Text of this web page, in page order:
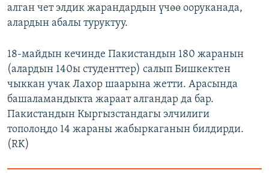
алган чет элдик жарандардын үчөө ооруканада,
алардын абалы туруктуу.
18-майдын кечинде Пакистандын 180 жаранын
(алардын 140ы студенттер) салып Бишкектен
чыккан учак Лахор шаарына жетти. Арасында
башаламандыкта жараат алгандар да бар.
Пакистандын Кыргызстандагы элчилиги
тополоңдо 14 жараны жабыркаганын билдирди.
(RK)